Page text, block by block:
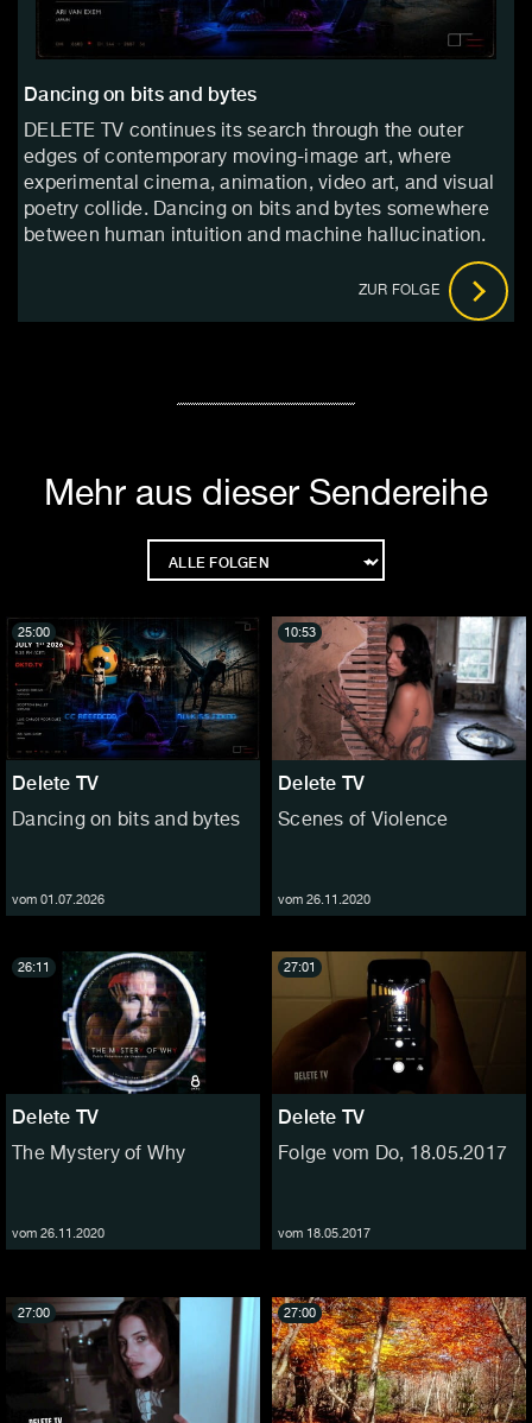
Dancing on bits and bytes
DELETE TV continues its search through the outer
edges of contemporary moving-image art, where
experimental cinema, animation, video art, and visual
poetry collide. Dancing on bits and bytes somewhere
between human intuition and machine hallucination.
ZUR FOLGE
Mehr aus dieser Sendereihe
Delete TV
Dancing on bits and bytes
vom 01.07.2026
25:00
Delete TV
Scenes of Violence
vom 26.11.2020
10:53
Delete TV
The Mystery of Why
vom 26.11.2020
26:11
Delete TV
Folge vom Do, 18.05.2017
vom 18.05.2017
27:01
27:00 27:00